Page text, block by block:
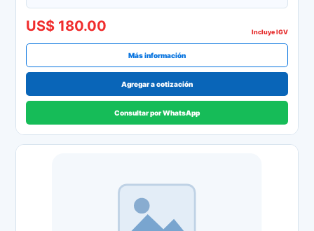
US$ 180.00 Incluye IGV
Más información
Agregar a cotización
Consultar por WhatsApp